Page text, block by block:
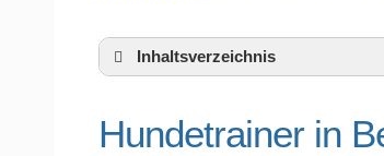
Inhaltsverzeichnis
Hundetrainer in
Telefonnummer
Hundetrainer in